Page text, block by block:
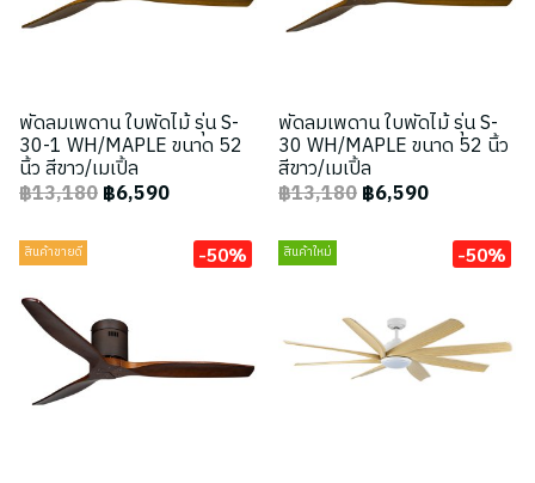
พัดลมเพดาน ใบพัดไม้ รุ่น S-
30-1 WH/MAPLE ขนาด 52
นิ้ว สีขาว/เมเปิ้ล
฿13,180฿6,590
พัดลมเพดาน ใบพัดไม้ รุ่น S-
30 WH/MAPLE ขนาด 52 นิ้ว
สีขาว/เมเปิ้ล
฿13,180฿6,590
สินค้าขายดี -50% สินค้าใหม่ -50%